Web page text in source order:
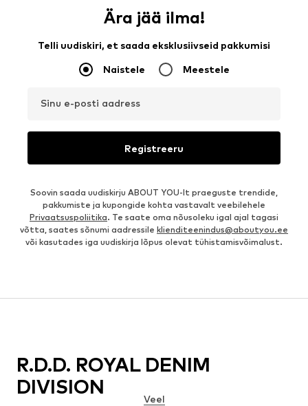
Ära jää ilma!
Telli uudiskiri, et saada eksklusiivseid pakkumisi
Naistele Meestele
Sinu e-posti aadress
Registreeru
Soovin saada uudiskirju ABOUT YOU-lt praeguste trendide,
pakkumiste ja kupongide kohta vastavalt veebilehele
Privaatsuspoliitika. Te saate oma nõusoleku igal ajal tagasi
võtta, saates sõnumi aadressile klienditeenindus@aboutyou.ee
või kasutades iga uudiskirja lõpus olevat tühistamisvõimalust.
R.D.D. ROYAL DENIM
DIVISION
Veel